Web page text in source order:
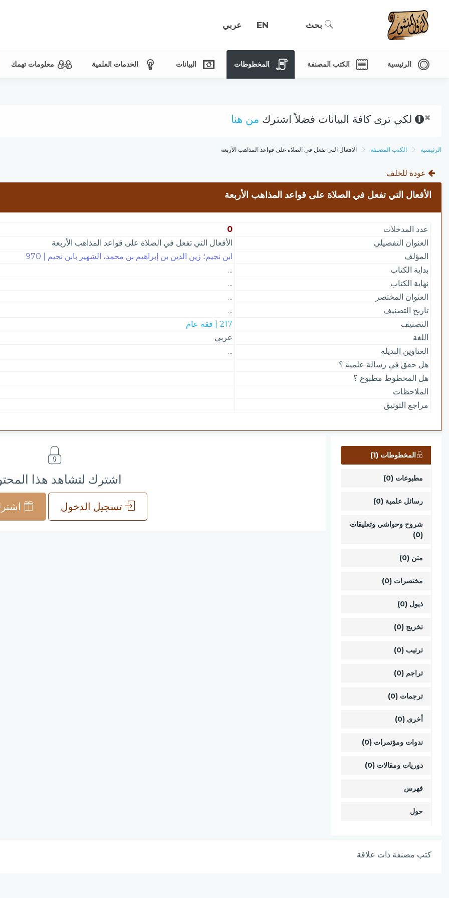
بحث EN عربي
الرئيسية الكتب المصنفة المخطوطات البيانات الخدمات العلمية معلومات تهمك
× لكي ترى كافة البيانات فضلاً اشترك من هنا
الرئيسية الكتب المصنفة الأفعال التي تفعل في الصلاة على قواعد المذاهب الأربعة
عودة للخلف
الأفعال التي تفعل في الصلاة على قواعد المذاهب الأربعة
عدد المدخلات
0
العنوان التفصيلي
الأفعال التي تفعل في الصلاة على قواعد المذاهب الأربعة
المؤلف
ابن نجيم؛ زين الدين بن إبراهيم بن محمد، الشهير بابن نجيم | 970
بداية الكتاب
...
نهاية الكتاب
...
العنوان المختصر
...
تاريخ التصنيف
...
التصنيف
217 | فقه عام
اللغة
عربي
العناوين البديلة
...
هل حقق في رسالة علمية ؟
هل المخطوط مطبوع ؟
الملاحظات
مراجع التوثيق
المخطوطات (1)
مطبوعات (0)
رسائل علمية (0)
شروح وحواشي وتعليقات
(0)
متن (0)
مختصرات (0)
ذيول (0)
تخريج (0)
ترتيب (0)
تراجم (0)
ترجمات (0)
أخرى (0)
ندوات ومؤتمرات (0)
دوريات ومقالات (0)
فهرس
حول
اشترك لتشاهد هذا
تسجيل الدخول
كتب مصنفة ذات علاقة